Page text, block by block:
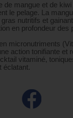
de mangue et de
le pelage. La
nutritifs et
en profondeur des
micronutriments
action tonifiante et
vitaminé,
éclatant.